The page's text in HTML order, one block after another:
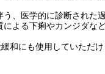
、医学的に診断された
よる下痢やカンジダな
和にも使用していただけ